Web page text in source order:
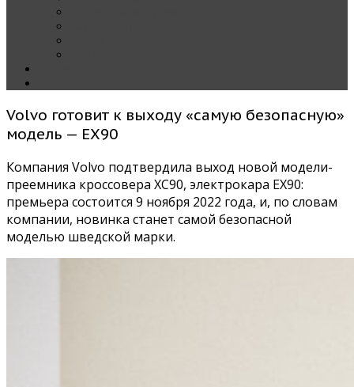
Volvo готовит к выходу «самую безопасную»
модель — EX90
Компания Volvo подтвердила выход новой модели-
преемника кроссовера XC90, электрокара EX90:
премьера состоится 9 ноября 2022 года, и, по словам
компании, новинка станет самой безопасной
моделью шведской марки.